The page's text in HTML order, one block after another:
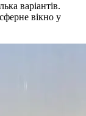
варіантів.
вікно у